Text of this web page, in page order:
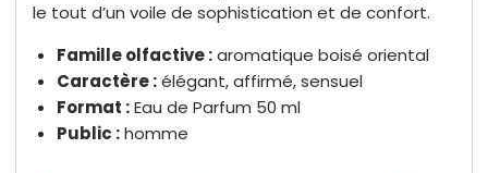
le tout d’un voile de sophistication et de confort.
Famille olfactive :aromatique boisé oriental
Caractère :élégant, affirmé, sensuel
Format :Eau de Parfum 50 ml
Public :homme